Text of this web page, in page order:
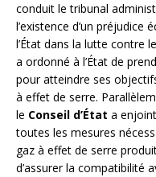
conduit le tribunal
l’existence d’un préjudice
l’État dans la lutte contre
a ordonné à l’État de
pour atteindre ses
à effet de serre.
le Conseil d’État a
toutes les mesures
gaz à effet de serre
d’assurer la compatibilité